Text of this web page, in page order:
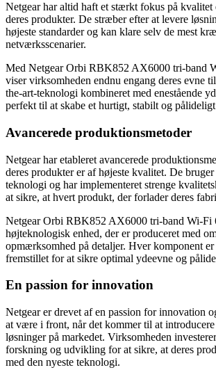
Netgear har altid haft et stærkt fokus på kvalitet
deres produkter. De stræber efter at levere
højeste standarder og kan klare selv de mest
netværksscenarier.
Med Netgear Orbi RBK852 AX6000 tri-band
viser virksomheden endnu engang deres evne
the-art-teknologi kombineret med enestående
perfekt til at skabe et hurtigt, stabilt og
Avancerede produktionsmetoder
Netgear har etableret avancerede
deres produkter er af højeste kvalitet. De
teknologi og har implementeret strenge
at sikre, at hvert produkt, der forlader deres
Netgear Orbi RBK852 AX6000 tri-band Wi-Fi
højteknologisk enhed, der er produceret med
opmærksomhed på detaljer. Hver komponent
fremstillet for at sikre optimal ydeevne og
En passion for innovation
Netgear er drevet af en passion for innovation
at være i front, når det kommer til at
løsninger på markedet. Virksomheden
forskning og udvikling for at sikre, at deres
med den nyeste teknologi.